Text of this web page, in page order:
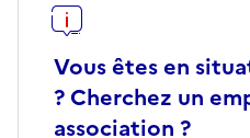
Vous êtes en
? Cherchez un
association ?